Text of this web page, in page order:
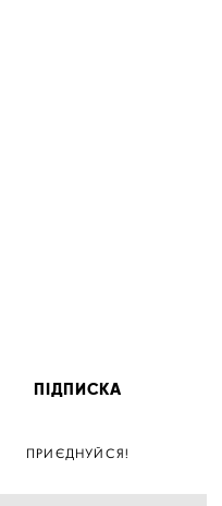
ПІДПИСКА
ПРИЄДНУЙСЯ!